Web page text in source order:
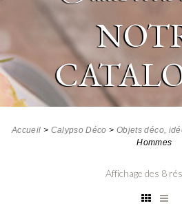
Accueil > Calypso Déco > Objets déco,
Hommes
Affichage des 8